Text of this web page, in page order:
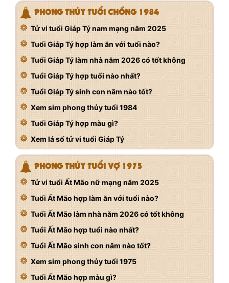
PHONG THỦY TUỔI CHỒNG 1984
Tử vi tuổi Giáp Tý nam mạng năm 2025
Tuổi Giáp Tý hợp làm ăn với tuổi nào?
Tuổi Giáp Tý làm nhà năm 2026 có tốt không
Tuổi Giáp Tý hợp tuổi nào nhất?
Tuổi Giáp Tý sinh con năm nào tốt?
Xem sim phong thủy tuổi 1984
Tuổi Giáp Tý hợp màu gì?
Xem lá số tử vi tuổi Giáp Tý
PHONG THỦY TUỔI VỢ 1975
Tử vi tuổi Ất Mão nữ mạng năm 2025
Tuổi Ất Mão hợp làm ăn với tuổi nào?
Tuổi Ất Mão làm nhà năm 2026 có tốt không
Tuổi Ất Mão hợp tuổi nào nhất?
Tuổi Ất Mão sinh con năm nào tốt?
Xem sim phong thủy tuổi 1975
Tuổi Ất Mão hợp màu gì?